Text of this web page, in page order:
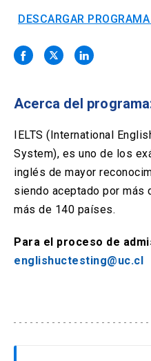
Noticias
Solicitud Certificados
en
nueva
enlace
abre
nueva
pestaña)
enlace
se
abre
una
nueva
ACCESOS UC
Biblioteca launch
(El
enlace
abre
en
una
en
(El
enlace
se
DESCARGAR PROGRAMA
Acerca del
IELTS (International
System), es uno de los
inglés de mayor
siendo aceptado por más
más de 140 países.
Para el proceso de
englishuctesting@uc.cl